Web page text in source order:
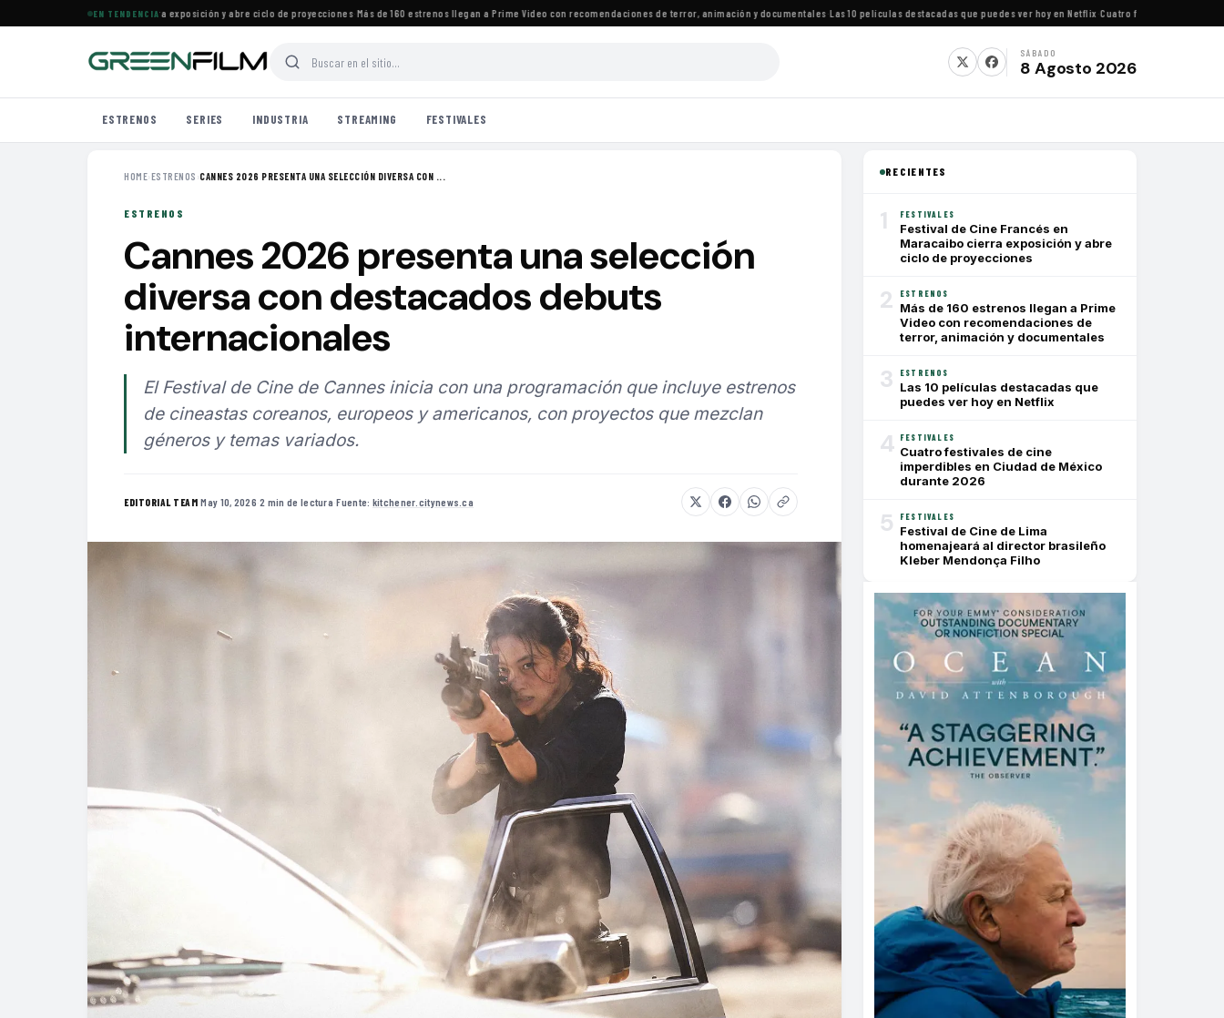
EN TENDENCIA
Francés en Maracaibo cierra exposición y abre ciclo de proyecciones·Más de 160 estrenos llegan a Prime Video con recomendaciones de terror, animación y documentales·Las 10 películas destacadas que puedes ver hoy en Netflix·Cuatro festivales de cine
SÁBADO
8 Agosto 2026
ESTRENOS SERIES INDUSTRIA STREAMING FESTIVALES
HOME›ESTRENOS ›CANNES 2026 PRESENTA UNA SELECCIÓN DIVERSA CON ...
ESTRENOS
Cannes 2026 presenta una selección
diversa con destacados debuts
internacionales
El Festival de Cine de Cannes inicia con una programación que incluye estrenos
de cineastas coreanos, europeos y americanos, con proyectos que mezclan
géneros y temas variados.
EDITORIAL TEAM·May 10, 2026·2 min de lectura·Fuente: kitchener.citynews.ca
RECIENTES
1 FESTIVALES
Festival de Cine Francés en
Maracaibo cierra exposición y abre
ciclo de proyecciones
2 ESTRENOS
Más de 160 estrenos llegan a Prime
Video con recomendaciones de
terror, animación y documentales
3 ESTRENOS
Las 10 películas destacadas que
puedes ver hoy en Netflix
4 FESTIVALES
Cuatro festivales de cine
imperdibles en Ciudad de México
durante 2026
5 FESTIVALES
Festival de Cine de Lima
homenajeará al director brasileño
Kleber Mendonça Filho